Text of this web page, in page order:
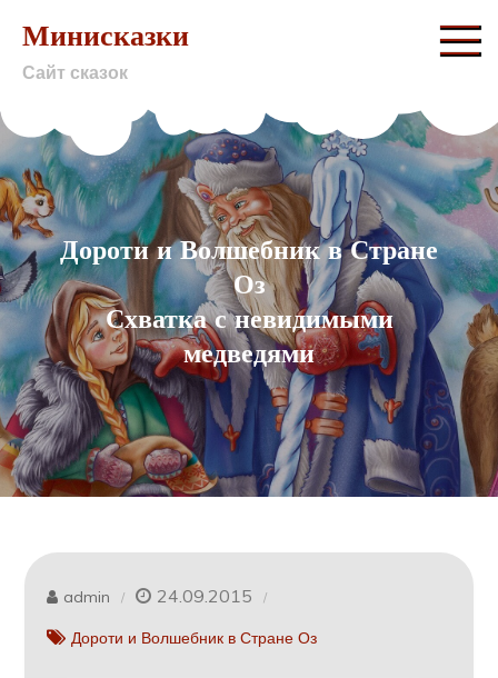
content
Минисказки
Сайт сказок
Дороти и Волшебник в Стране
Оз
Схватка с невидимыми
медведями
admin 24.09.2015
Дороти и Волшебник в Стране Оз